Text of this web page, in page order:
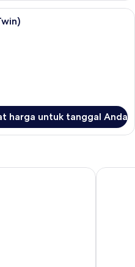
Kamar, 2 Tempat Tidur Twin (Twin) |
harga untuk tanggal Anda